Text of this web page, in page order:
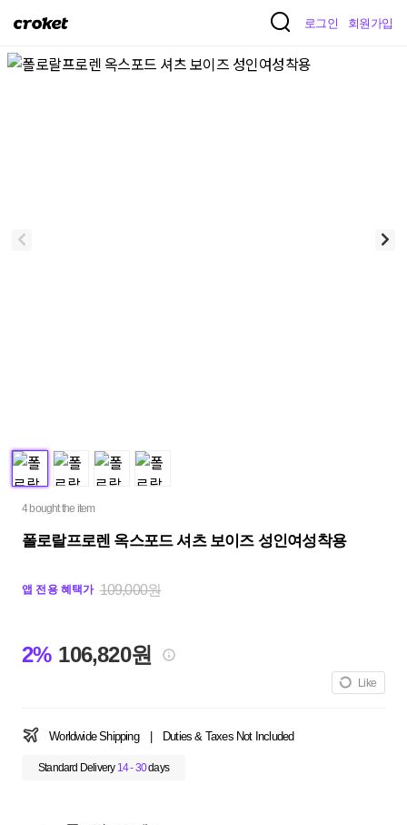
크
켓
로그인 회원가입
4 bought the item
폴로랄프로렌 옥스포드 셔츠 보이즈 성인여성착용
앱 전용 혜택가 109,000원
2% 106,820원
Like
Worldwide Shipping Duties & Taxes Not Included
Standard Delivery 14 - 30days